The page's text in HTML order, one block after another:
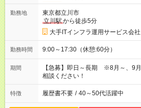
勤務地
東京都立川市
立川駅から徒歩5分
大手ITインフラ運用サービス会社
勤務時間 9:00～17:30（休憩:60分）
期間
【急募】即日～長期 ※8月～、9
相談ください！
特徴 履歴書不要 / 40～50代活躍中